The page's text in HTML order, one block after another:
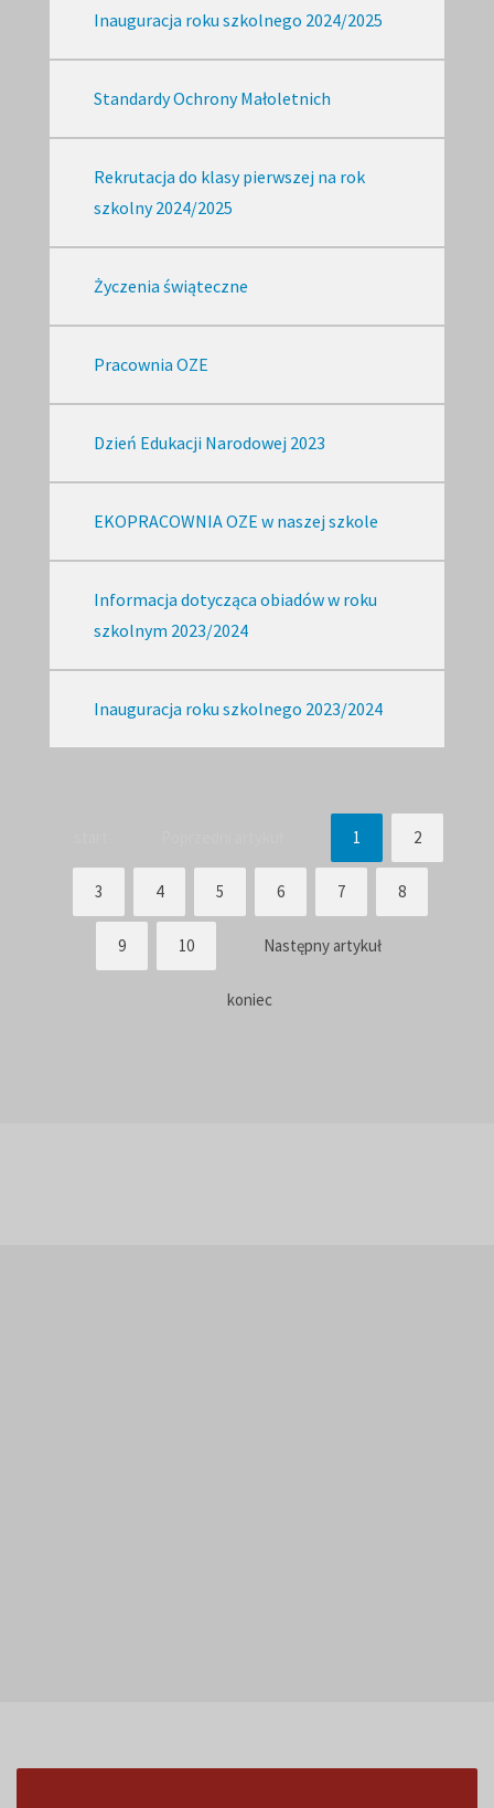
Inauguracja roku szkolnego 2024/2025
Standardy Ochrony Małoletnich
Rekrutacja do klasy pierwszej na rok
szkolny 2024/2025
Życzenia świąteczne
Pracownia OZE
Dzień Edukacji Narodowej 2023
EKOPRACOWNIA OZE w naszej szkole
Informacja dotycząca obiadów w roku
szkolnym 2023/2024
Inauguracja roku szkolnego 2023/2024
1 2
3 4 5 6 7 8
9 10 Następny artykuł
koniec